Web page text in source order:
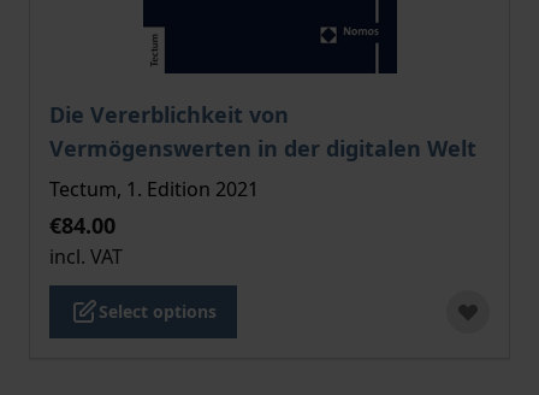
Die Vererblichkeit von
Vermögenswerten in der digitalen Welt
The price depends on the options chosen on the
Tectum, 1. Edition 2021
€84.00
incl. VAT
Select options